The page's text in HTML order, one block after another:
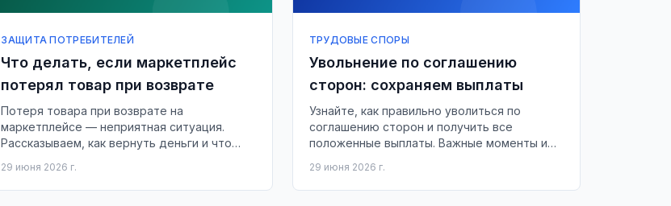
ЗАЩИТА ПОТРЕБИТЕЛЕЙ
Что делать, если маркетплейс
потерял товар при возврате
Потеря товара при возврате на
маркетплейсе — неприятная ситуация.
Рассказываем, как вернуть деньги и что
29 июня 2026 г.
ТРУДОВЫЕ СПОРЫ
Увольнение по соглашению
сторон: сохраняем выплаты
Узнайте, как правильно уволиться по
соглашению сторон и получить все
положенные выплаты. Важные моменты и
29 июня 2026 г.